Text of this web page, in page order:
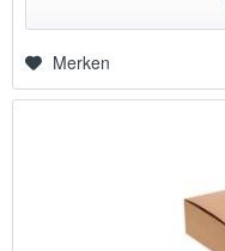
Merken